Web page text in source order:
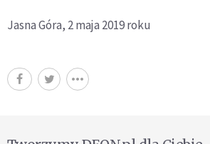
Jasna Góra, 2 maja 2019 roku